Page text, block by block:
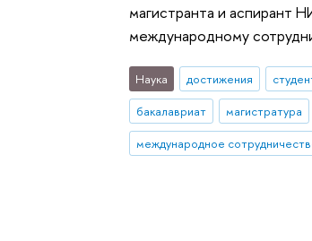
магистранта и аспирант
международному
Наука достижения
бакалавриат
магистратура
международное